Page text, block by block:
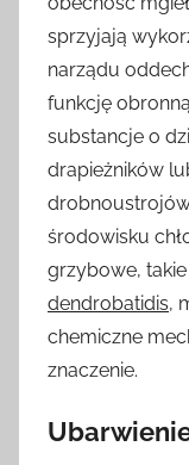
sprzyjają
narządu
funkcję
substancje o
drapieżników
drobnoustrojów
środowisku
grzybowe,
dendrobatidis,
chemiczne
znaczenie.